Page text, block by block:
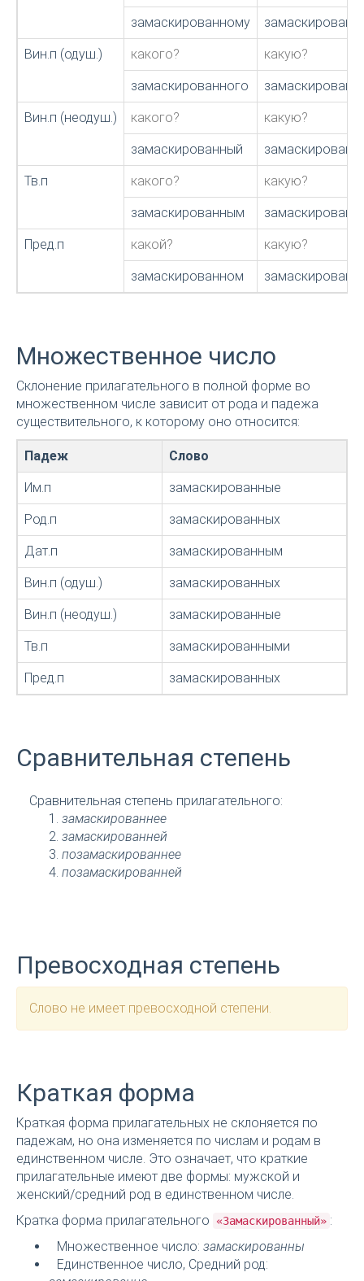
замаскированному
Вин.п (одуш.) какого? какую?
замаскированного
Вин.п (неодуш.) какого? какую?
замаскированный
Тв.п какого? какую?
замаскированным
Пред.п какой? какую?
замаскированном
Множественное число
Склонение прилагательного в полной форме во
множественном числе зависит от рода и падежа
существительного, к которому оно относится:
Падеж Слово
Им.п замаскированные
Род.п замаскированных
Дат.п замаскированным
Вин.п (одуш.) замаскированных
Вин.п (неодуш.) замаскированные
Тв.п замаскированными
Пред.п замаскированных
Сравнительная степень
Сравнительная степень прилагательного:
замаскированнее
замаскированней
позамаскированнее
позамаскированней
Превосходная степень
Слово не имеет превосходной степени.
Краткая форма
Краткая форма прилагательных не склоняется по
падежам, но она изменяется по числам и родам в
единственном числе. Это означает, что краткие
прилагательные имеют две формы: мужской и
женский/средний род в единственном числе.
Кратка форма прилагательного
«Замаскированный» :
Множественное число: замаскированны
Единственное число, Средний род: